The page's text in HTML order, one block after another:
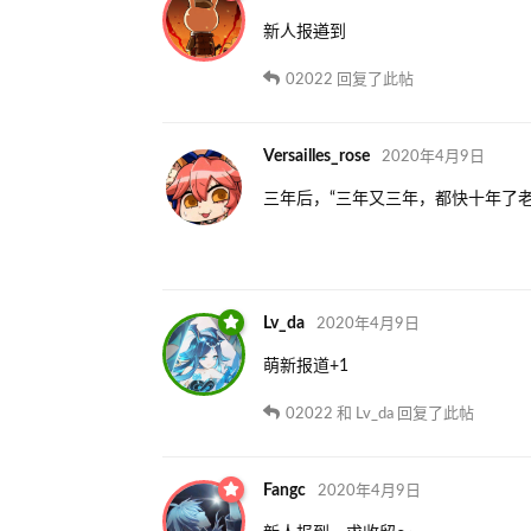
新人报道到
02022 回复了此帖
Versailles_rose 2020年4月9日
三年后，“三年又三年，都快十年了
Lv_da 2020年4月9日
萌新报道+1
02022 和 Lv_da 回复了此帖
Fangc 2020年4月9日